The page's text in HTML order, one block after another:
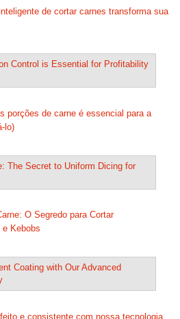
de cortar carnes transforma sua
porções de carne é essencial para a
lo)
O Segredo para Cortar
Kebobs
e consistente com nossa tecnologia